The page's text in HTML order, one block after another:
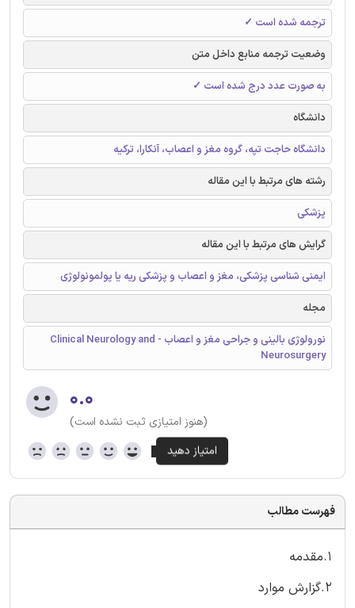
ترجمه شده است ✓
وضعیت ترجمه منابع داخل متن
به صورت عدد درج شده است ✓
دانشگاه
دانشگاه حاجت تپه، گروه مغز و اعصاب، آنکارا، ترکیه
رشته های مرتبط با این مقاله
پزشکی
گرایش های مرتبط با این مقاله
ایمنی شناسی پزشکی، مغز و اعصاب و پزشکی ریه یا پولمونولوژی
مجله
نورولوژی بالینی و جراحی مغز و اعصاب - Clinical Neurology and
Neurosurgery
۰.۰
(هنوز امتیازی ثبت نشده است)
فهرست مطالب
1.مقدمه
2.گزارش موارد